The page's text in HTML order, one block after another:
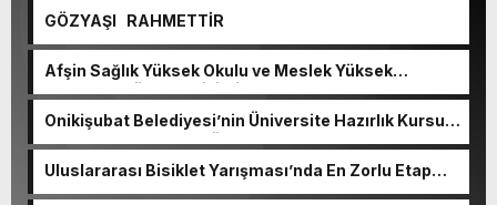
GÖZYAŞI RAHMETTİR
Afşin Sağlık Yüksek Okulu ve Meslek Yüksek
Okulunda görev değişimi!
Onikişubat Belediyesi’nin Üniversite Hazırlık Kursu
başvurularında son gün 7 Ağustos.
Uluslararası Bisiklet Yarışması’nda En Zorlu Etap